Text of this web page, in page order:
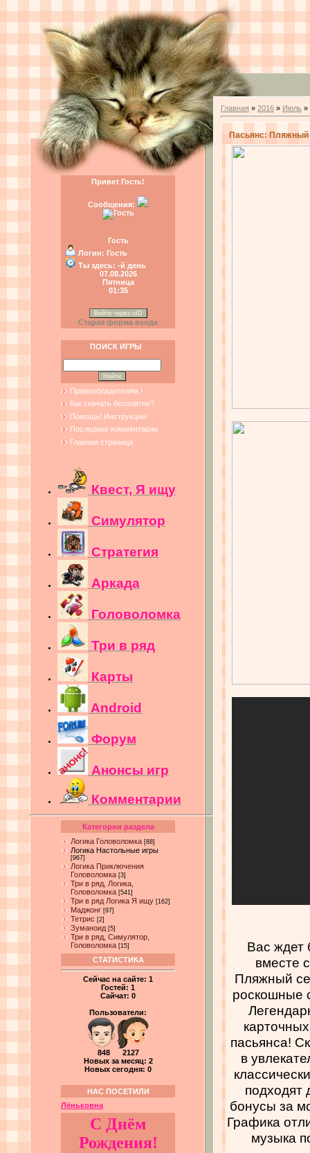
Привет Гость!
Сообщения:
Гость
Логин: Гость
Ты здесь: -й день
07.08.2026
Пятница
01:35
Войти через uID
Старая форма входа
ПОИСК ИГРЫ
Правообладателям !
Как скачать бесплатно?
Помощь! Инструкции!
Последние комментарии
Главная страница
Квест, Я ищу
Симулятор
Стратегия
Аркада
Головоломка
Три в ряд
Карты
Android
Форум
Анонсы игр
Комментарии
Категории раздела
Логика Головоломка [88]
Логика Настольные игры
[967]
Логика Приключения
Головоломка [3]
Три в ряд, Логика,
Головоломка [541]
Три в ряд Логика Я ищу [162]
Маджонг [97]
Тетрис [2]
Зуманоид [5]
Три в ряд, Симулятор,
Головоломка [15]
СТАТИСТИКА
Сейчас на сайте: 1
Гостей: 1
Сайчат: 0
Пользователи:
848 2127
Новых за месяц: 2
Новых сегодня: 0
НАС ПОСЕТИЛИ
Лёньковна
С Днём
Рождения!
Главная » 2016 » Июль »
Пасьянс: Пляжный
Вас ждет
вместе
Пляжный
роскошные
пасьянса!
в
подходят
бонусы за
Графика
музыка